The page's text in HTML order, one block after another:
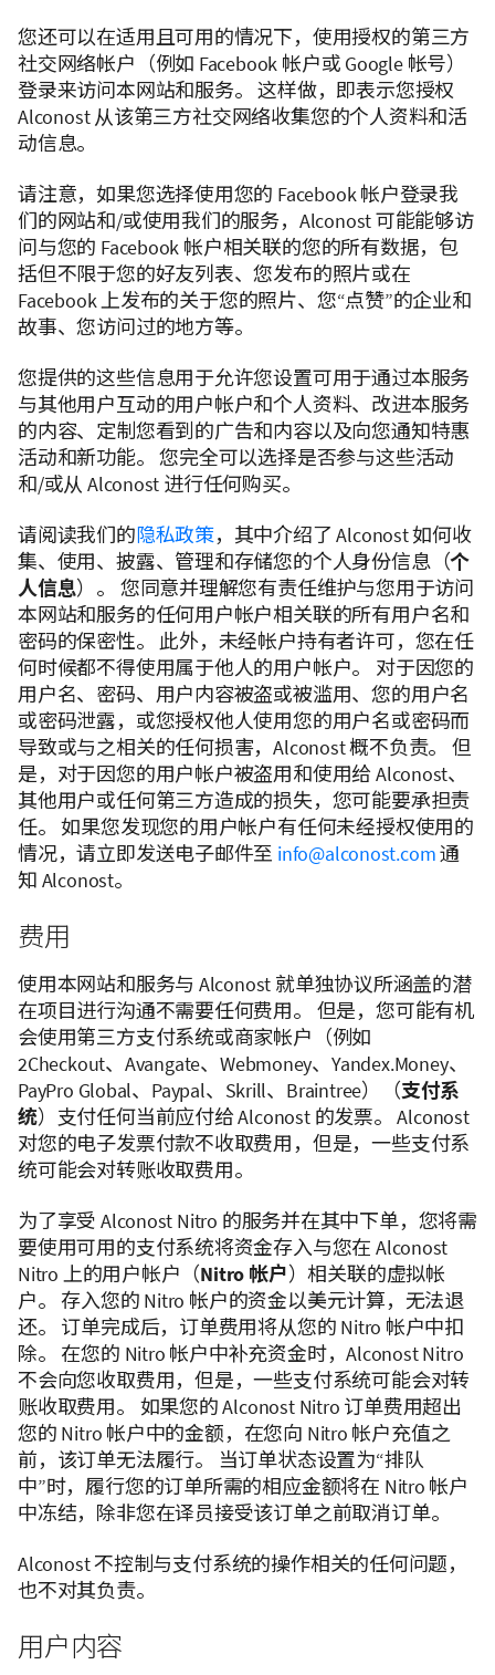
您还可以在适用且可用的情况下，使用授权的第三方
社交网络帐户（例如 Facebook 帐户或 Google 帐号）
登录来访问本网站和服务。 这样做，即表示您授权
Alconost 从该第三方社交网络收集您的个人资料和活
动信息。
请注意，如果您选择使用您的 Facebook 帐户登录我
们的网站和/或使用我们的服务，Alconost 可能能够访
问与您的 Facebook 帐户相关联的您的所有数据，包
括但不限于您的好友列表、您发布的照片或在
Facebook 上发布的关于您的照片、您“点赞”的企业和
故事、您访问过的地方等。
您提供的这些信息用于允许您设置可用于通过本服务
与其他用户互动的用户帐户和个人资料、改进本服务
的内容、定制您看到的广告和内容以及向您通知特惠
活动和新功能。 您完全可以选择是否参与这些活动
和/或从 Alconost 进行任何购买。
请阅读我们的隐私政策，其中介绍了 Alconost 如何收
集、使用、披露、管理和存储您的个人身份信息（个
人信息）。 您同意并理解您有责任维护与您用于访问
本网站和服务的任何用户帐户相关联的所有用户名和
密码的保密性。 此外，未经帐户持有者许可，您在任
何时候都不得使用属于他人的用户帐户。 对于因您的
用户名、密码、用户内容被盗或被滥用、您的用户名
或密码泄露，或您授权他人使用您的用户名或密码而
导致或与之相关的任何损害，Alconost 概不负责。 但
是，对于因您的用户帐户被盗用和使用给 Alconost、
其他用户或任何第三方造成的损失，您可能要承担责
任。 如果您发现您的用户帐户有任何未经授权使用的
情况，请立即发送电子邮件至 info@alconost.com通
知 Alconost。
费用
使用本网站和服务与 Alconost 就单独协议所涵盖的潜
在项目进行沟通不需要任何费用。 但是，您可能有机
会使用第三方支付系统或商家帐户（例如
2Checkout、Avangate、Webmoney、Yandex.Money、
PayPro Global、Paypal、Skrill、Braintree）（支付系
统）支付任何当前应付给 Alconost 的发票。 Alconost
对您的电子发票付款不收取费用，但是，一些支付系
统可能会对转账收取费用。
为了享受 Alconost Nitro 的服务并在其中下单，您将需
要使用可用的支付系统将资金存入与您在 Alconost
Nitro 上的用户帐户（Nitro 帐户）相关联的虚拟帐
户。 存入您的 Nitro 帐户的资金以美元计算，无法退
还。 订单完成后，订单费用将从您的 Nitro 帐户中扣
除。 在您的 Nitro 帐户中补充资金时，Alconost Nitro
不会向您收取费用，但是，一些支付系统可能会对转
账收取费用。 如果您的 Alconost Nitro 订单费用超出
您的 Nitro 帐户中的金额，在您向 Nitro 帐户充值之
前，该订单无法履行。 当订单状态设置为“排队
中”时，履行您的订单所需的相应金额将在 Nitro 帐户
中冻结，除非您在译员接受该订单之前取消订单。
Alconost 不控制与支付系统的操作相关的任何问题，
也不对其负责。
用户内容